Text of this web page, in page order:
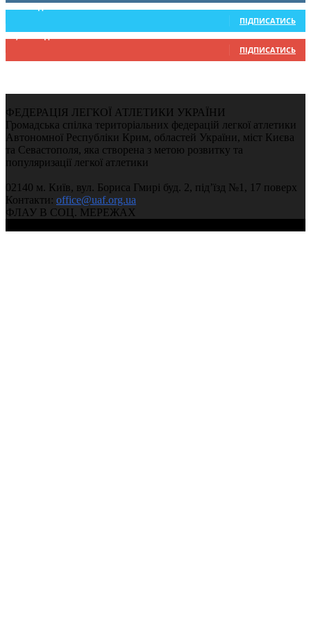
234 Підписників
ПІДПИСАТИСЬ
9,370 Підписників
ПІДПИСАТИСЬ
ФЕДЕРАЦІЯ ЛЕГКОЇ АТЛЕТИКИ УКРАЇНИ
Громадська спілка територіальних федерацій легкої атлетики
Автономної Республіки Крим, областей України, міст Києва
та Севастополя, яка створена з метою розвитку та
популяризації легкої атлетики
02140 м. Київ, вул. Бориса Гмирі буд. 2, під’їзд №1, 17 поверх
Контакти: office@uaf.org.ua
ФЛАУ В СОЦ. МЕРЕЖАХ